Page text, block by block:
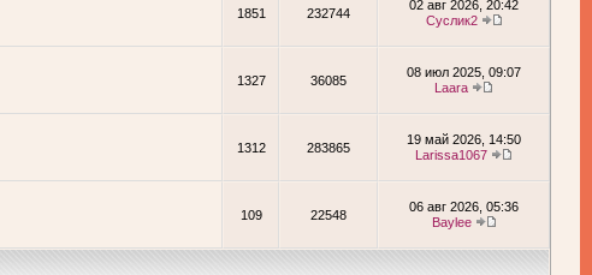
1851 232744
02 авг 2026, 20:42
Суслик2
1327 36085
08 июл 2025, 09:07
Laara
1312 283865
19 май 2026, 14:50
Larissa1067
109 22548
06 авг 2026, 05:36
Baylee